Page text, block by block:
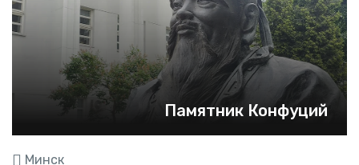
Памятник Конфуций
Минск